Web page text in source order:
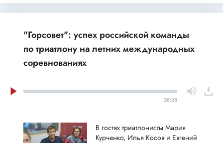
"Горсовет": успех российской команды
по триатлону на летних международных
соревнованиях
28:28
В гостях триатлонисты Мария
Курченко, Илья Косов и Евгений